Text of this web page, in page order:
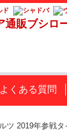
通販ブシロ
よくある質問
ツ 2019年参戦タ